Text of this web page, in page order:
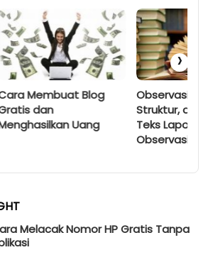
Blog
Observasi: Tujuan,
Struktur, dan Contoh
Teks Laporan Hasil
›
Melacak Nomor HP Gratis Tanpa